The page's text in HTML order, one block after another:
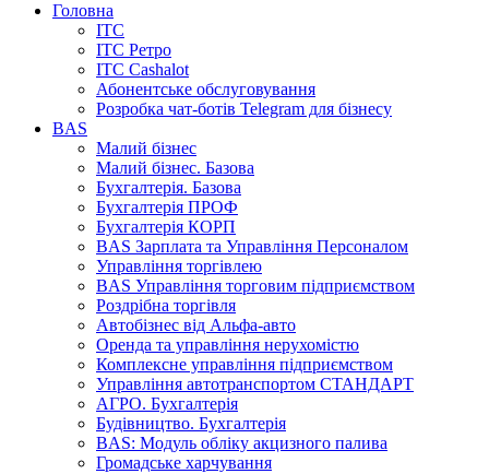
Головна
ІТС
ІТС Ретро
ІТС Cashalot
Абонентське обслуговування
Розробка чат-ботів Telegram для бізнесу
BAS
Малий бізнес
Малий бізнес. Базова
Бухгалтерія. Базова
Бухгалтерія ПРОФ
Бухгалтерія КОРП
BAS Зарплата та Управління Персоналом
Управління торгівлею
BAS Управління торговим підприємством
Роздрібна торгівля
Автобізнес від Альфа-авто
Оренда та управління нерухомістю
Комплексне управління підприємством
Управління автотранспортом СТАНДАРТ
АГРО. Бухгалтерія
Будівництво. Бухгалтерія
BAS: Модуль обліку акцизного палива
Громадське харчування